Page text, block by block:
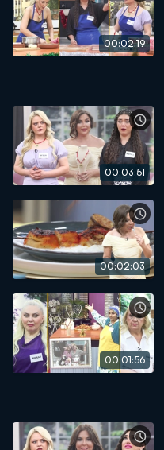
00:02:19
00:03:51
00:02:03
00:01:56